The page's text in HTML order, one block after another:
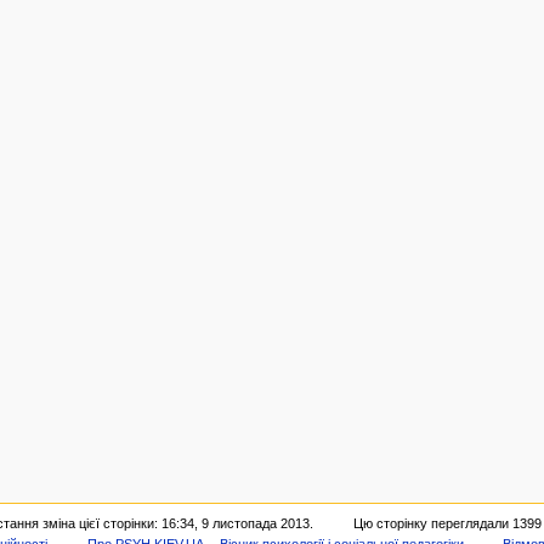
зміна цієї сторінки: 16:34, 9 листопада 2013.
Цю сторінку переглядали 1399